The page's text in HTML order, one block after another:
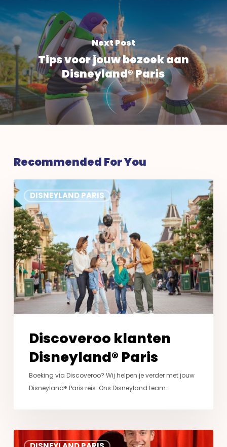
Next Post
Tips voor jouw bezoek aan
Disneyland® Paris
Recommended For You
DISNEYLAND PARIS
Discoveroo
klanten
Disneyland®
Paris
Discoveroo klanten
Disneyland® Paris
Boeking via Discoveroo? Wij helpen je verder met jouw
Disneyland® Paris reis. Ons Disneyland team…